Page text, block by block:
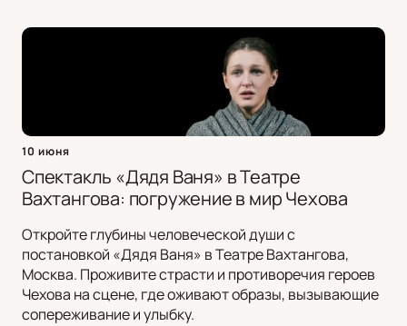
10 июня
Спектакль «Дядя Ваня» в Театре
Вахтангова: погружение в мир Чехова
Откройте глубины человеческой души с
постановкой «Дядя Ваня» в Театре Вахтангова,
Москва. Проживите страсти и противоречия героев
Чехова на сцене, где оживают образы, вызывающие
сопереживание и улыбку.